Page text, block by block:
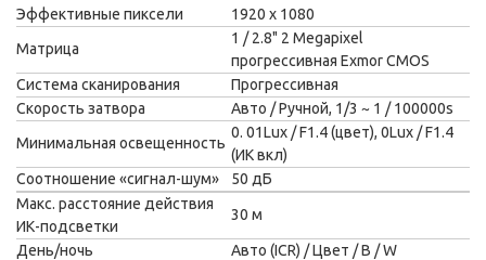
Эффективные пиксели
1920 х 1080
Матрица
1 / 2.8" 2 Megapixel
прогрессивная Exmor CMOS
Система сканирования
Прогрессивная
Скорость затвора
Авто / Ручной, 1/3 ~ 1 / 100000s
Минимальная освещенность
0. 01Lux / F1.4 (цвет), 0Lux / F1.4
(ИК вкл)
Соотношение «сигнал-шум»
50 дБ
Макс. расстояние действия
ИК-подсветки
30 м
День/ночь
Авто (ICR) / Цвет / B / W